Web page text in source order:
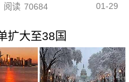
阅读 70684 01-29
扩大至38国